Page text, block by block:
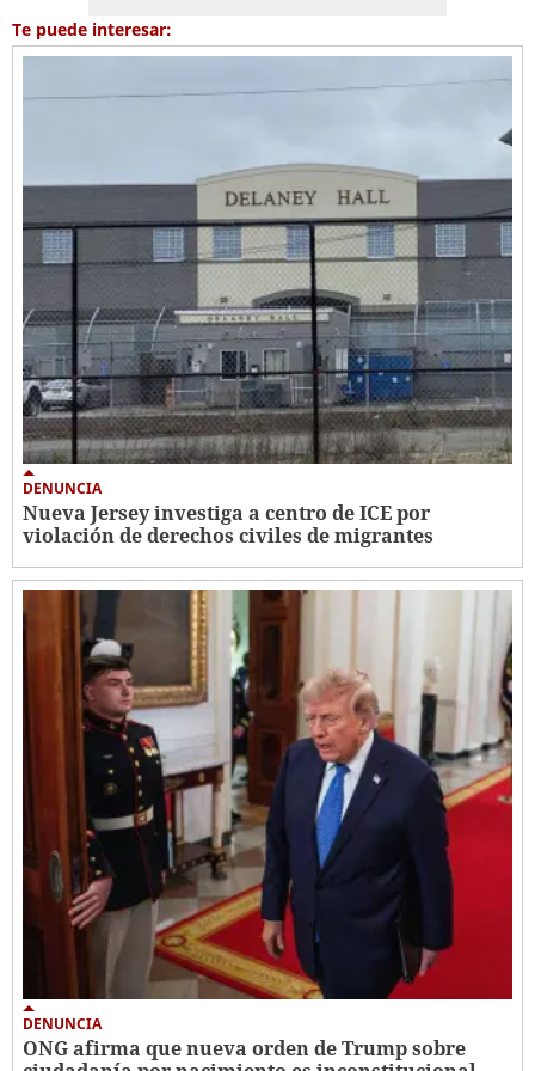
Te puede interesar:
DENUNCIA
Nueva Jersey investiga a centro de ICE por
violación de derechos civiles de migrantes
DENUNCIA
ONG afirma que nueva orden de Trump sobre